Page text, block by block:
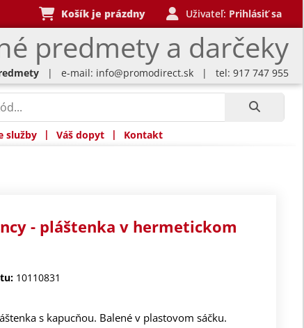
predmety a darčeky
Košík je prázdny Uživateľ: Prihlásiť sa
| e-mail: info@promodirect.sk | tel: 917 747 955
služby | Váš dopyt | Kontakt
- pláštenka v hermetickom
10110831
s kapucňou. Balené v plastovom sáčku.